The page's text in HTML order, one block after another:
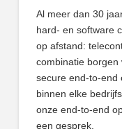
Al meer dan 30
hard- en software
op afstand:
combinatie borgen
secure end-to-end
binnen elke
onze end-to-end
een gesprek.